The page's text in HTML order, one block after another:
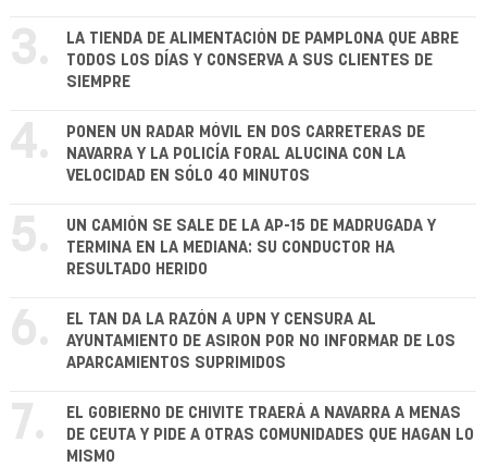
3.
LA TIENDA DE ALIMENTACIÓN DE PAMPLONA QUE ABRE
TODOS LOS DÍAS Y CONSERVA A SUS CLIENTES DE
SIEMPRE
4.
PONEN UN RADAR MÓVIL EN DOS CARRETERAS DE
NAVARRA Y LA POLICÍA FORAL ALUCINA CON LA
VELOCIDAD EN SÓLO 40 MINUTOS
5.
UN CAMIÓN SE SALE DE LA AP-15 DE MADRUGADA Y
TERMINA EN LA MEDIANA: SU CONDUCTOR HA
RESULTADO HERIDO
6.
EL TAN DA LA RAZÓN A UPN Y CENSURA AL
AYUNTAMIENTO DE ASIRON POR NO INFORMAR DE LOS
APARCAMIENTOS SUPRIMIDOS
7.
EL GOBIERNO DE CHIVITE TRAERÁ A NAVARRA A MENAS
DE CEUTA Y PIDE A OTRAS COMUNIDADES QUE HAGAN LO
MISMO